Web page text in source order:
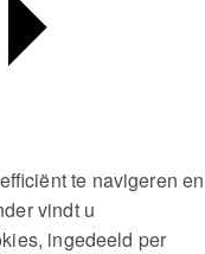
te navigeren en
vindt u
ingedeeld per